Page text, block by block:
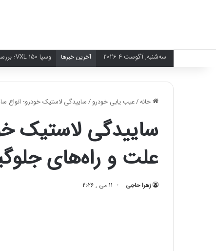
سه‌شنبه, آگوست 4 2026 آخرین خبرها وسپا VXL 150؛ بررسی کامل جذاب‌ترین اسکوتر شهری
خانه/عیب یابی خودرو/ساییدگی لاستیک خودرو؛ انواع
ساییدگی لاستیک
علت و راه‌های
زهرا حاجی 11 می , 2026